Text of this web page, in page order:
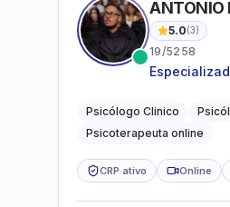
ANTONIO
5.0(3)
19/5258
conflitos
Psicólogo Clinico
Psicoterapeuta online
CRP ativo Online